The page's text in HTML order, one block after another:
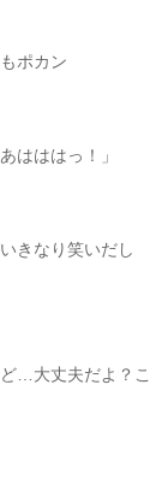
ポカン
はははっ！」
きなり笑いだし
ど…大丈夫だよ？